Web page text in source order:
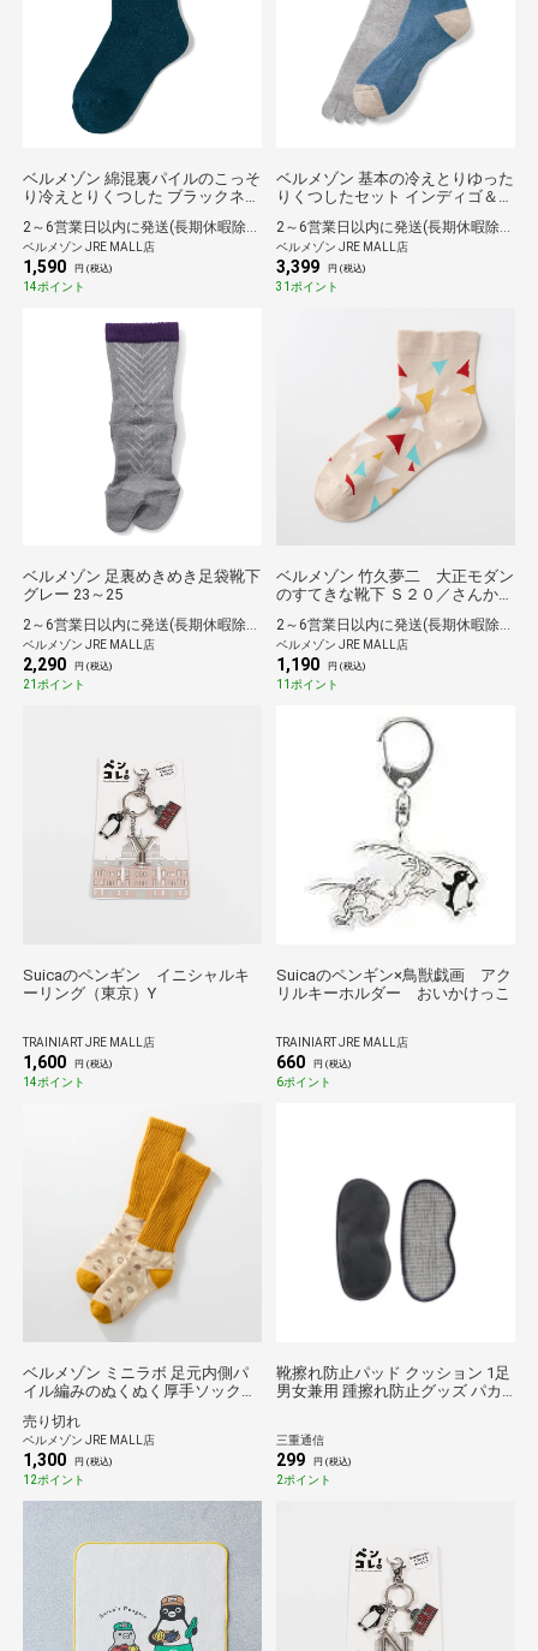
ベルメゾン 綿混裏パイルのこっそ
り冷えとりくつした ブラックネイ
2～6営業日以内に発送(長期休暇除く)
ベルメゾン JRE MALL店
1,590 円 (税込)
14ポイント
ベルメゾン 基本の冷えとりゆった
りくつしたセット インディゴ＆グ
2～6営業日以内に発送(長期休暇除く)
ベルメゾン JRE MALL店
3,399 円 (税込)
31ポイント
ベルメゾン 足裏めきめき足袋靴下
グレー 23～25
2～6営業日以内に発送(長期休暇除く)
ベルメゾン JRE MALL店
2,290 円 (税込)
21ポイント
ベルメゾン 竹久夢二 大正モダン
のすてきな靴下 Ｓ２０／さんかく
(綿混タイプ) 22.5～24.5
2～6営業日以内に発送(長期休暇除く)
ベルメゾン JRE MALL店
1,190 円 (税込)
11ポイント
Suicaのペンギン イニシャルキ
ーリング（東京）Y
TRAINIART JRE MALL店
1,600 円 (税込)
14ポイント
Suicaのペンギン×鳥獣戯画 アク
リルキーホルダー おいかけっこ
TRAINIART JRE MALL店
660 円 (税込)
6ポイント
ベルメゾン ミニラボ 足元内側パ
イル編みのぬくぬく厚手ソックス
売り切れ
ベルメゾン JRE MALL店
1,300 円 (税込)
12ポイント
靴擦れ防止パッド クッション 1足
男女兼用 踵擦れ防止グッズ パカ
ニーカー
三重通信
299 円 (税込)
2ポイント